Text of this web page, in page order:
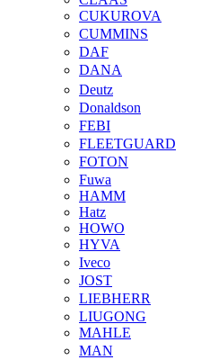
CUKUROVA
CUMMINS
DAF
DANA
Deutz
Donaldson
FEBI
FLEETGUARD
FOTON
Fuwa
HAMM
Hatz
HOWO
HYVA
Iveco
JOST
LIEBHERR
LIUGONG
MAHLE
MAN